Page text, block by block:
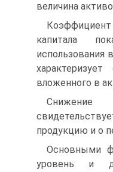
величина
капитала
использова­ния
вложенного в
продукцию и о
Основными
уровень и